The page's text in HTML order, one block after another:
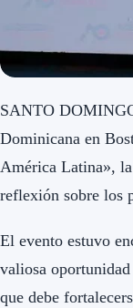
SANTO
Dominicana en
América Latina»,
reflexión sobre los
El evento estuvo
valiosa
que debe